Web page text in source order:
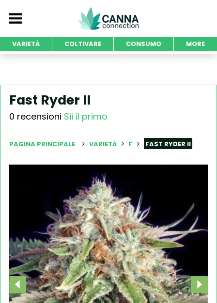
VARIETÀ COLTIVARE CONSUMO MORE
Fast Ryder II
0 recensioni Sii il primo
PAGINA PRINCIPALE VARIETÀ F FAST RYDER II